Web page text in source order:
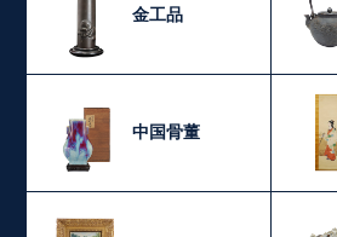
金工品
中国骨董